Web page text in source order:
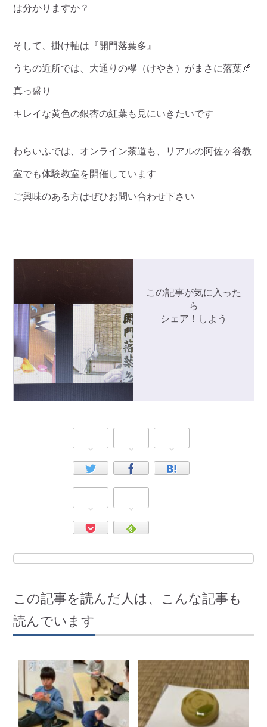
は分かりますか？
そして、掛け軸は『開門落葉多』
うちの近所では、大通りの欅（けやき）がまさに落葉🍂
真っ盛り
キレイな黄色の銀杏の紅葉も見にいきたいです
わらいふでは、オンライン茶道も、リアルの阿佐ヶ谷教
室でも体験教室を開催しています
ご興味のある方はぜひお問い合わせ下さい
この記事が気に入った
ら
シェア！しよう
この記事を読んだ人は、こんな記事も
読んでいます